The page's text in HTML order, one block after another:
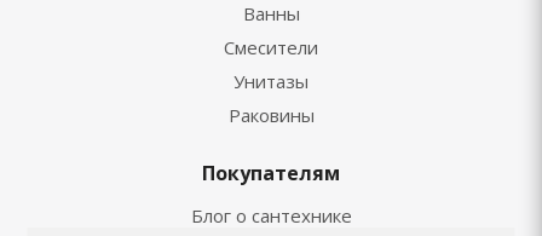
Ванны
Смесители
Унитазы
Раковины
Покупателям
Блог о сантехнике